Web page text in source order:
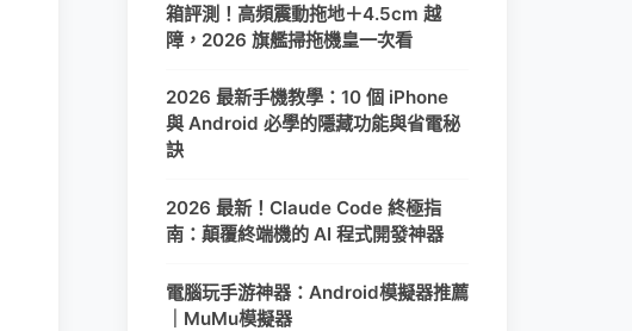
箱評測！高頻震動拖地＋4.5cm 越
障，2026 旗艦掃拖機皇一次看
2026 最新手機教學：10 個 iPhone
與 Android 必學的隱藏功能與省電秘
訣
2026 最新！Claude Code 終極指
南：顛覆終端機的 AI 程式開發神器
電腦玩手游神器：Android模擬器推薦
｜MuMu模擬器